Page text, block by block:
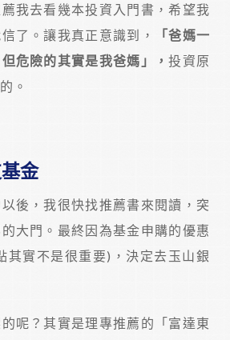
我去看幾本投資入門書，希望我
了。讓我真正意識到，
「爸媽一
危險的其實是我爸媽」，投資原
。
金
後，我很快找推薦書來閱讀，突
大門。最終因為基金申購的優惠
其實不是很重要)，決定去玉山銀
呢？其實是理專推薦的「富達東